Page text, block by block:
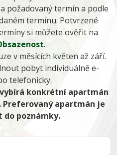
požadovaný termín a podle
termínu. Potvrzené
si můžete ověřit na
.
v měsících květen až září.
pobyt individuálně e-
telefonicky.
konkrétní apartmán
Preferovaný apartmán je
do poznámky.